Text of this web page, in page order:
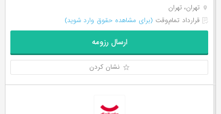
تهران، تهران
قرارداد تمام‌وقت (برای مشاهده حقوق وارد شوید)
ارسال رزومه
نشان کردن